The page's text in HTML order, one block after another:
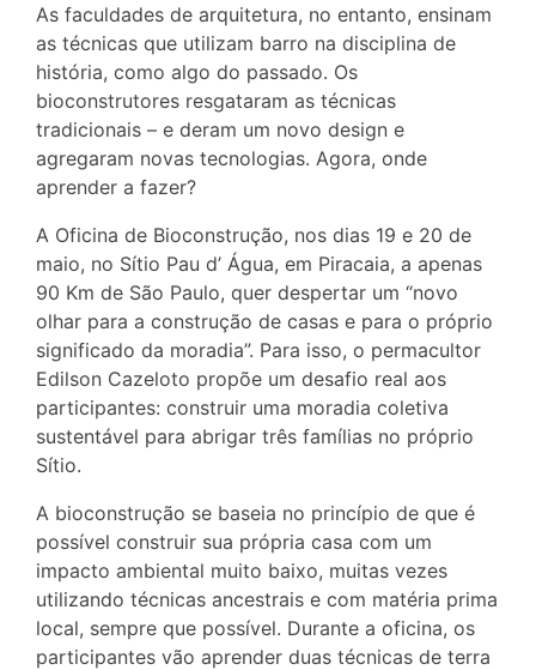
As faculdades de arquitetura, no entanto, ensinam
as técnicas que utilizam barro na disciplina de
história, como algo do passado. Os
bioconstrutores resgataram as técnicas
tradicionais – e deram um novo design e
agregaram novas tecnologias. Agora, onde
aprender a fazer?
A Oficina de Bioconstrução, nos dias 19 e 20 de
maio, no Sítio Pau d’ Água, em Piracaia, a apenas
90 Km de São Paulo, quer despertar um “novo
olhar para a construção de casas e para o próprio
significado da moradia”. Para isso, o permacultor
Edilson Cazeloto propõe um desafio real aos
participantes: construir uma moradia coletiva
sustentável para abrigar três famílias no próprio
Sítio.
A bioconstrução se baseia no princípio de que é
possível construir sua própria casa com um
impacto ambiental muito baixo, muitas vezes
utilizando técnicas ancestrais e com matéria prima
local, sempre que possível. Durante a oficina, os
participantes vão aprender duas técnicas de terra